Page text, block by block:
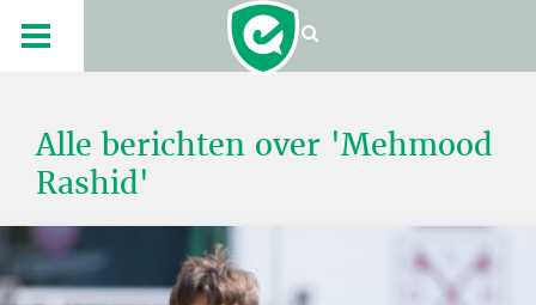
Alle berichten over 'Mehmood
Rashid'